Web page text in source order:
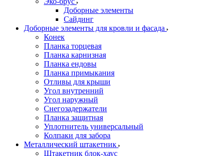
Доборные элементы
Сайдинг
Доборные элементы для кровли и фасада
Конек
Планка торцевая
Планка карнизная
Планка ендовы
Планка примыкания
Отливы для крыши
Угол внутренний
Угол наружный
Снегозадержатели
Планка защитная
Уплотнитель универсальный
Колпаки для забора
Металлический штакетник
Штакетник блок-хаус